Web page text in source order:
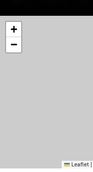
+
−
Leaflet